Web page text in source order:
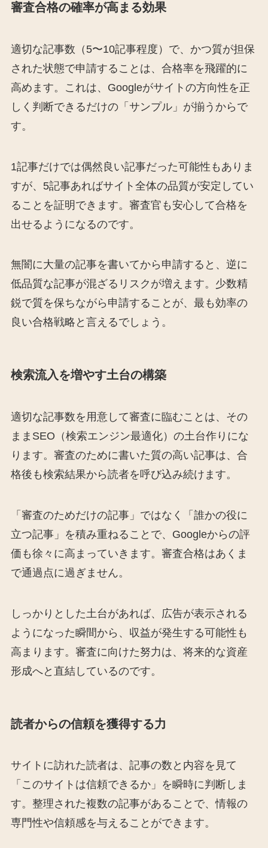
審査合格の確率が高まる効果
適切な記事数（5〜10記事程度）で、かつ質が担保
された状態で申請することは、合格率を飛躍的に
高めます。これは、Googleがサイトの方向性を正
しく判断できるだけの「サンプル」が揃うからで
す。
1記事だけでは偶然良い記事だった可能性もありま
すが、5記事あればサイト全体の品質が安定してい
ることを証明できます。審査官も安心して合格を
出せるようになるのです。
無闇に大量の記事を書いてから申請すると、逆に
低品質な記事が混ざるリスクが増えます。少数精
鋭で質を保ちながら申請することが、最も効率の
良い合格戦略と言えるでしょう。
検索流入を増やす土台の構築
適切な記事数を用意して審査に臨むことは、その
ままSEO（検索エンジン最適化）の土台作りにな
ります。審査のために書いた質の高い記事は、合
格後も検索結果から読者を呼び込み続けます。
「審査のためだけの記事」ではなく「誰かの役に
立つ記事」を積み重ねることで、Googleからの評
価も徐々に高まっていきます。審査合格はあくま
で通過点に過ぎません。
しっかりとした土台があれば、広告が表示される
ようになった瞬間から、収益が発生する可能性も
高まります。審査に向けた努力は、将来的な資産
形成へと直結しているのです。
読者からの信頼を獲得する力
サイトに訪れた読者は、記事の数と内容を見て
「このサイトは信頼できるか」を瞬時に判断しま
す。整理された複数の記事があることで、情報の
専門性や信頼感を与えることができます。